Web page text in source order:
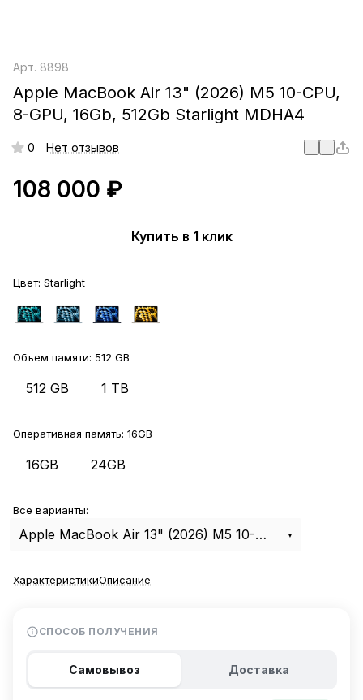
Арт. 8898
Apple MacBook Air 13" (2026) M5 10-CPU,
8-GPU, 16Gb, 512Gb Starlight MDHA4
0 Нет отзывов
108 000 ₽
Купить в 1 клик
Цвет: Starlight
Объем памяти: 512 GB
512 GB 1 TB
Оперативная память: 16GB
16GB 24GB
Все варианты:
Apple MacBook Air 13" (2026) M5 10-CPU, 8-GPU, 16Gb, 512Gb Starlight MDHA4
ХарактеристикиОписание
СПОСОБ ПОЛУЧЕНИЯ
Самовывоз Доставка